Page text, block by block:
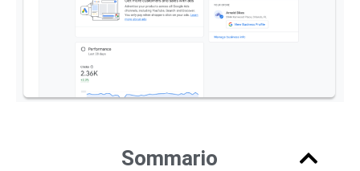
Sommario